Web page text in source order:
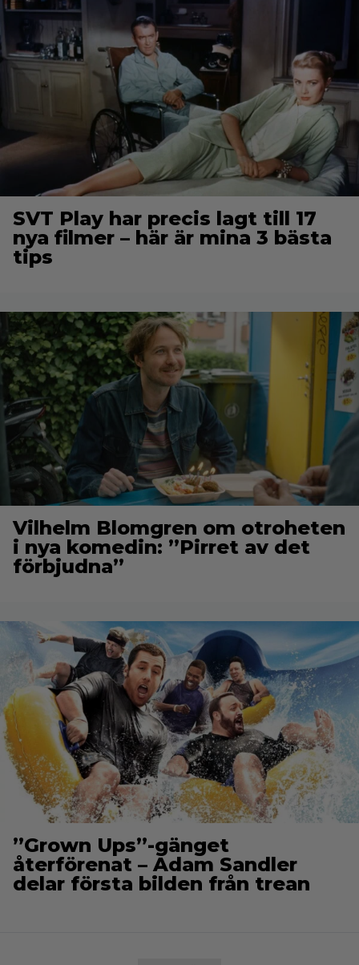
SVT Play har precis lagt till 17
nya filmer – här är mina 3 bästa
tips
Vilhelm Blomgren om otroheten
i nya komedin: ”Pirret av det
förbjudna”
”Grown Ups”-gänget
återförenat – Adam Sandler
delar första bilden från trean